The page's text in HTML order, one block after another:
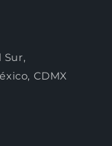
Sur,
CDMX